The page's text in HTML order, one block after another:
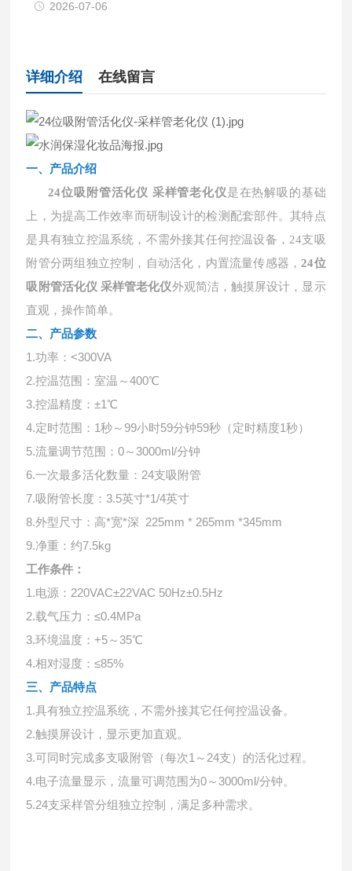
2026-07-06
详细介绍 在线留言
一、产品介绍
24位吸附管活化仪 采样管老化仪是在热解吸的基础
上，为提高工作效率而研制设计的检测配套部件。其特点
是具有独立控温系统，不需外接其任何控温设备，24支吸
附管分两组独立控制，自动活化，内置流量传感器， 24位
吸附管活化仪 采样管老化仪外观简洁，触摸屏设计，显示
直观，操作简单。
二、产品参数
1.功率：<300VA
2.控温范围：室温～400℃
3.控温精度：±1℃
4.定时范围：1秒～99小时59分钟59秒（定时精度1秒）
5.流量调节范围：0～3000ml/分钟
6.一次最多活化数量：24支吸附管
7.吸附管长度：3.5英寸*1/4英寸
8.外型尺寸：高*宽*深 225mm * 265mm *345mm
9.净重：约7.5kg
工作条件：
1.电源：220VAC±22VAC 50Hz±0.5Hz
2.载气压力：≤0.4MPa
3.环境温度：+5～35℃
4.相对湿度：≤85%
三、产品特点
1.具有独立控温系统，不需外接其它任何控温设备。
2.触摸屏设计，显示更加直观。
3.可同时完成多支吸附管（每次1～24支）的活化过程。
4.电子流量显示，流量可调范围为0～3000ml/分钟。
5.24支采样管分组独立控制，满足多种需求。